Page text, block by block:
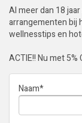
Al meer dan 18
arrangementen bij
wellnesstips en
ACTIE!! Nu met
Naam*